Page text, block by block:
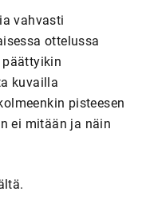
vahvasti
ottelussa
päättyikin
kuvailla
pisteesen
ei mitään ja näin